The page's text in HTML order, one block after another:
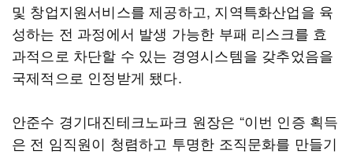
및 창업지원서비스를 제공하고, 지역특화산업을 육
성하는 전 과정에서 발생 가능한 부패 리스크를 효
과적으로 차단할 수 있는 경영시스템을 갖추었음을
국제적으로 인정받게 됐다.
안준수 경기대진테크노파크 원장은 “이번 인증 획득
은 전 임직원이 청렴하고 투명한 조직문화를 만들기